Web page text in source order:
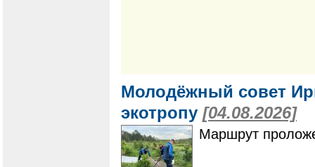
Молодёжный совет
экотропу [04.08.2026]
Маршрут